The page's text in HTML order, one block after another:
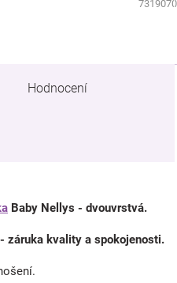
Hodnocení
Baby Nellys - dvouvrstvá.
záruka kvality a spokojenosti.